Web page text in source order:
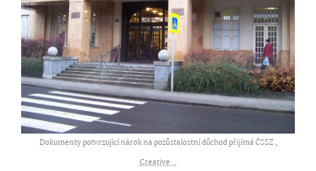
Dokumenty potvrzující nárok na pozůstalostní důchod přijímá ČSSZ ,
Creative...